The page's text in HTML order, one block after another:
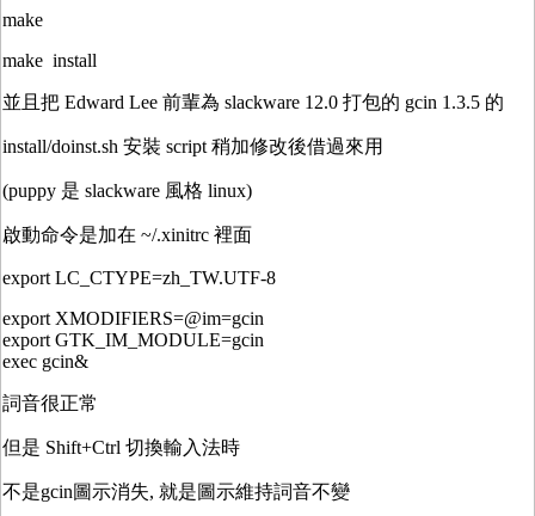
make
make install
並且把 Edward Lee 前輩為 slackware 12.0 打包的 gcin 1.3.5 的
install/doinst.sh 安裝 script 稍加修改後借過來用
(puppy 是 slackware 風格 linux)
啟動命令是加在 ~/.xinitrc 裡面
export LC_CTYPE=zh_TW.UTF-8
export XMODIFIERS=@im=gcin
export GTK_IM_MODULE=gcin
exec gcin&
詞音很正常
但是 Shift+Ctrl 切換輸入法時
不是gcin圖示消失, 就是圖示維持詞音不變